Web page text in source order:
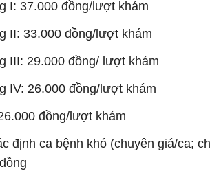
I: 37.000 đồng/lượt khám
II: 33.000 đồng/lượt khám
III: 29.000 đồng/ lượt khám
IV: 26.000 đồng/lượt khám
đồng/lượt khám
định ca bệnh khó (chuyên giá/ca;